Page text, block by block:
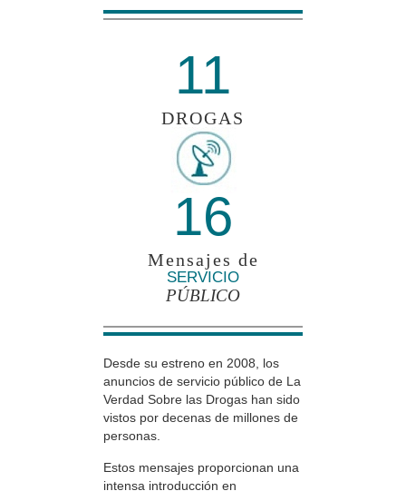
11
DROGAS
16
Mensajes de
SERVICIO
PÚBLICO
Desde su estreno en 2008, los
anuncios de servicio público de La
Verdad Sobre las Drogas han sido
vistos por decenas de millones de
personas.
Estos mensajes proporcionan una
intensa introducción en